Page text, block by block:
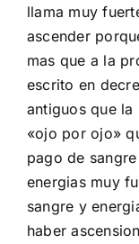
llama muy
ascender
mas que a la
escrito en
antiguos que
«ojo por ojo»
pago de
energias muy
sangre y
haber